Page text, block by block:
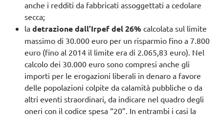
anche i redditi da fabbricati assoggettati a cedolare
secca;
la detrazione dall’Irpef del 26% calcolata sul limite
massimo di 30.000 euro per un risparmio fino a 7.800
euro (fino al 2014 il limite era di 2.065,83 euro). Nel
calcolo dei 30.000 euro sono compresi anche gli
importi per le erogazioni liberali in denaro a favore
delle popolazioni colpite da calamità pubbliche o da
altri eventi straordinari, da indicare nel quadro degli
oneri con il codice spesa “20”. In entrambi i casi la